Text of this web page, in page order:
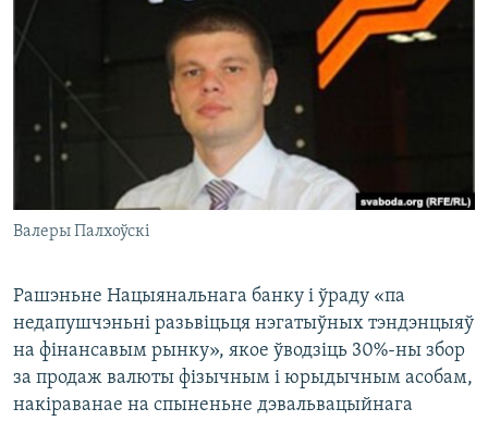
НА ХВАЛЯХ СВАБОДЫ
Валеры Палхоўскі
Рашэньне Нацыянальнага банку і ўраду «па
недапушчэньні разьвіцьця нэгатыўных тэндэнцыяў
на фінансавым рынку», якое ўводзіць 30%-ны збор
за продаж валюты фізычным і юрыдычным асобам,
накіраванае на спыненьне дэвальвацыйнага